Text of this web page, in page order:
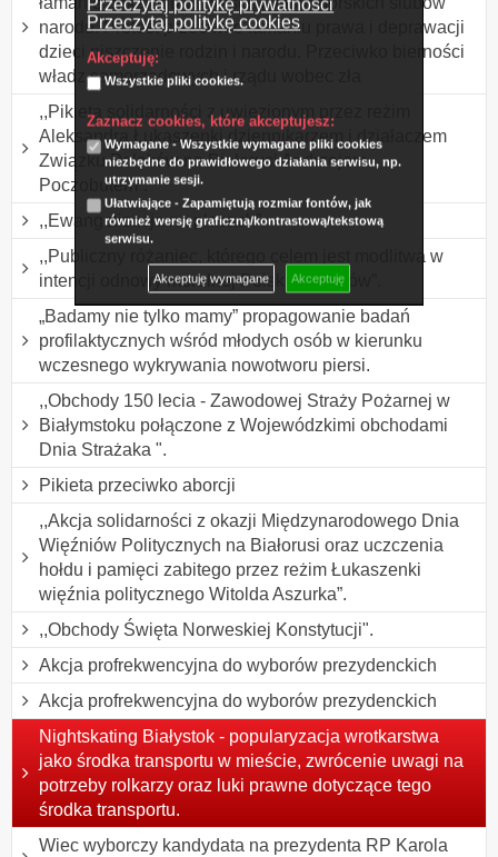
Przeczytaj politykę prywatności
Przeczytaj politykę cookies
Akceptuję:
Wszystkie pliki cookies.
Zaznacz cookies, które akceptujesz:
Wymagane - Wszystkie wymagane pliki cookies
niezbędne do prawidłowego działania serwisu, np.
utrzymanie sesji.
Ułatwiające - Zapamiętują rozmiar fontów, jak
również wersję graficzną/kontrastową/tekstową
serwisu.
Akceptuję wymagane Akceptuję
narodu. Protest przeciwko łamaniu prawa i deprawacji
dzieci niszczenie rodzin i narodu. Przeciwko bierności
władz samorządowych i rządu wobec zła
,,Pikieta solidarności z uwięzionym przez reżim
Aleksandra Łukaszenki dziennikarzem i działaczem
Związku Polaków na Białorusi Andrzejem
Poczobutem”.
,,Ewangelizacja na placach”.
,,Publiczny różaniec, którego celem jest modlitwa w
intencji odnowy moralnej Polski i Polaków”.
„Badamy nie tylko mamy” propagowanie badań
profilaktycznych wśród młodych osób w kierunku
wczesnego wykrywania nowotworu piersi.
,,Obchody 150 lecia - Zawodowej Straży Pożarnej w
Białymstoku połączone z Wojewódzkimi obchodami
Dnia Strażaka ".
Pikieta przeciwko aborcji
,,Akcja solidarności z okazji Międzynarodowego Dnia
Więźniów Politycznych na Białorusi oraz uczczenia
hołdu i pamięci zabitego przez reżim Łukaszenki
więźnia politycznego Witolda Aszurka”.
,,Obchody Święta Norweskiej Konstytucji".
Akcja profrekwencyjna do wyborów prezydenckich
Akcja profrekwencyjna do wyborów prezydenckich
Nightskating Białystok - popularyzacja wrotkarstwa
jako środka transportu w mieście, zwrócenie uwagi na
potrzeby rolkarzy oraz luki prawne dotyczące tego
środka transportu.
Wiec wyborczy kandydata na prezydenta RP Karola